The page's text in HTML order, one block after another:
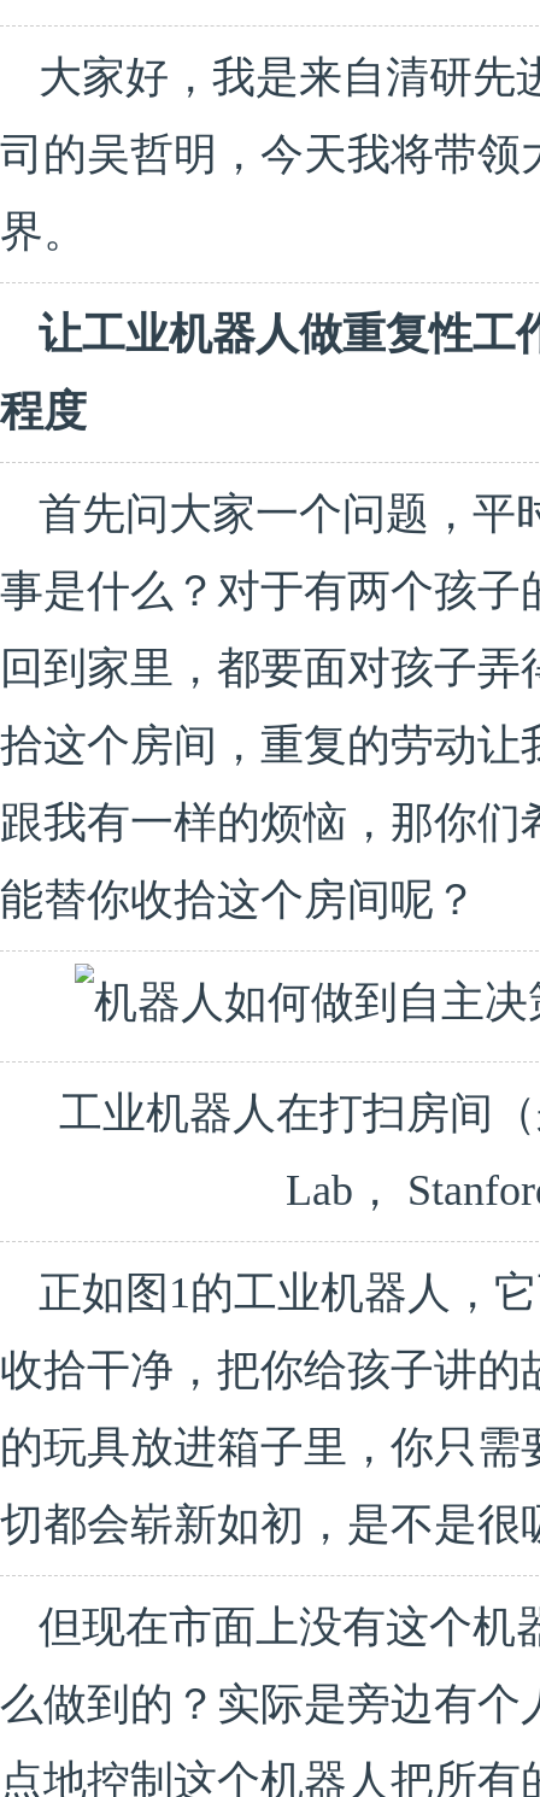
大家好，我是来自清研先
司的吴哲明，今天我将带
界。
让工业机器人做重复性工
程度
首先问大家一个问题，平
事是什么？对于有两个孩
回到家里，都要面对孩子
拾这个房间，重复的劳动
跟我有一样的烦恼，那你
能替你收拾这个房间呢？
工业机器人在打扫房间（
Lab，
正如图1的工业机器人，
收拾干净，把你给孩子讲
的玩具放进箱子里，你只
切都会崭新如初，是不是很
但现在市面上没有这个机
么做到的？实际是旁边有
点地控制这个机器人把所